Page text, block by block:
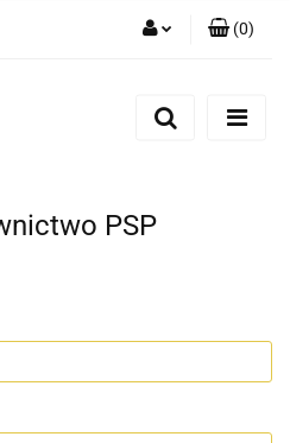
Zarejestruj się
(0)
PSP